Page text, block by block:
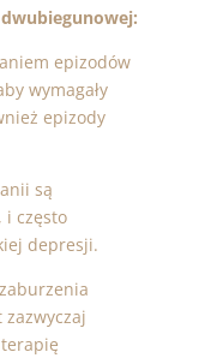
epizodów
wymagały
epizody
są
i często
depresji.